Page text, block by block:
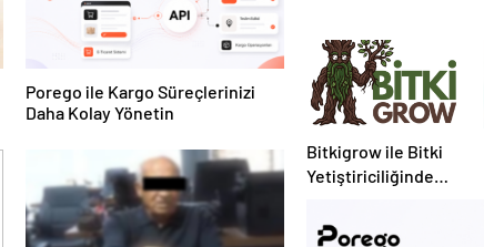
Porego ile Kargo Süreçlerinizi
Daha Kolay Yönetin
Bitkigrow ile Bitki
Yetiştiriciliğinde
Ürün Seçimi